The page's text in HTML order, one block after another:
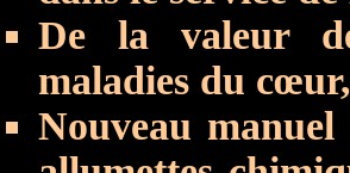
De la valeur
maladies du
Nouveau